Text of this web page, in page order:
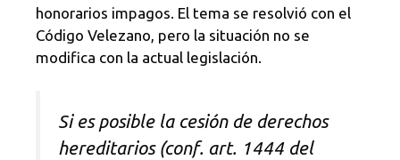
honorarios impagos. El tema se resolvió con el
Código Velezano, pero la situación no se
modifica con la actual legislación.
Si es posible la cesión de derechos
hereditarios (conf. art. 1444 del